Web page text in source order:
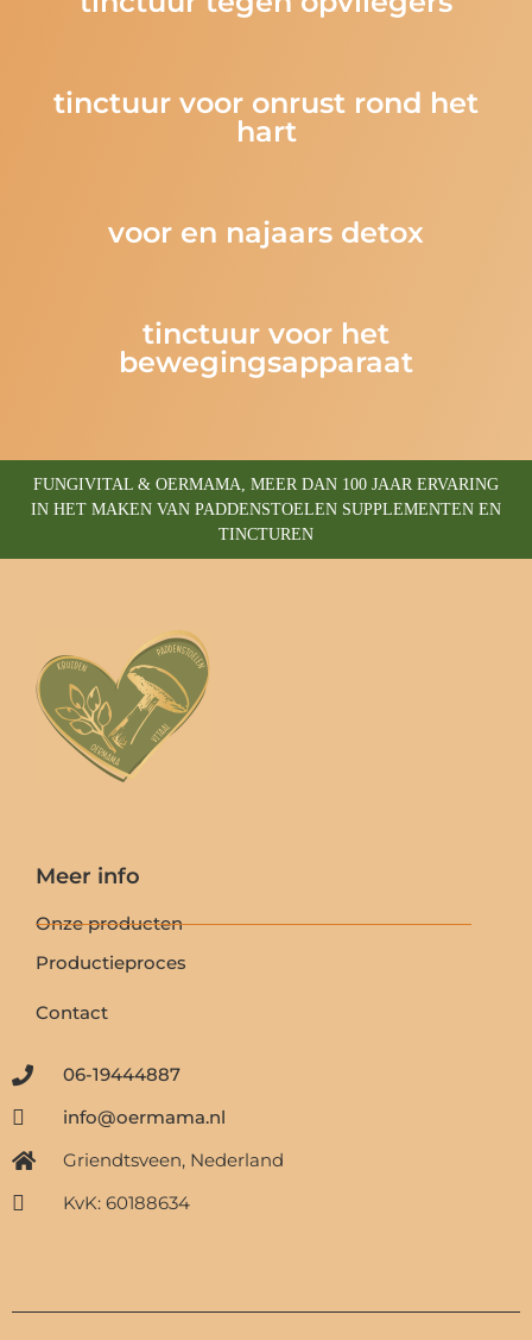
tinctuur voor onrust rond het
hart
voor en najaars detox
tinctuur voor het
bewegingsapparaat
FUNGIVITAL & OERMAMA, MEER DAN 100 JAAR ERVARING
IN HET MAKEN VAN PADDENSTOELEN SUPPLEMENTEN EN
TINCTUREN
Meer info
Onze producten
Productieproces
Contact
06-19444887
info@oermama.nl
Griendtsveen, Nederland
KvK: 60188634